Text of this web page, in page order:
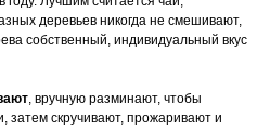
деревьев никогда не смешивают,
собственный, индивидуальный вкус
, вручную разминают, чтобы
затем скручивают, прожаривают и